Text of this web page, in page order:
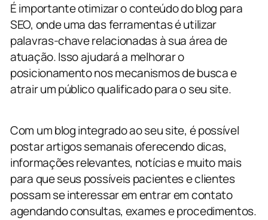
É importante otimizar o conteúdo do blog para
SEO, onde uma das ferramentas é utilizar
palavras-chave relacionadas à sua área de
atuação. Isso ajudará a melhorar o
posicionamento nos mecanismos de busca e
atrair um público qualificado para o seu site.
Com um blog integrado ao seu site, é possível
postar artigos semanais oferecendo dicas,
informações relevantes, notícias e muito mais
para que seus possíveis pacientes e clientes
possam se interessar em entrar em contato
agendando consultas, exames e procedimentos.